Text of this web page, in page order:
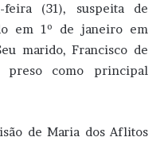
feira (31), suspeita de
em 1º de janeiro em
marido, Francisco de
preso como principal
de Maria dos Aflitos